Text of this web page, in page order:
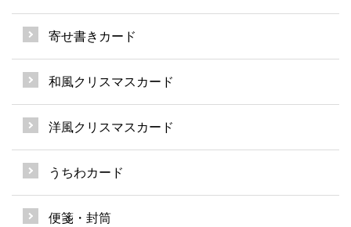
寄せ書きカード
和風クリスマスカード
洋風クリスマスカード
うちわカード
便箋・封筒